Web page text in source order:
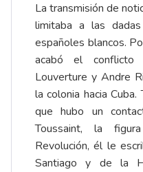
La transmisión de
limitaba a las
españoles blancos.
acabó el conflicto
Louverture y Andre
la colonia hacia
que hubo un
Toussaint, la
Revolución, él le
Santiago y de la